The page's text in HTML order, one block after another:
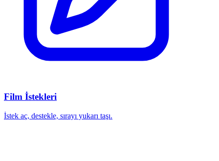
Film İstekleri
İstek aç, destekle, sırayı yukarı taşı.